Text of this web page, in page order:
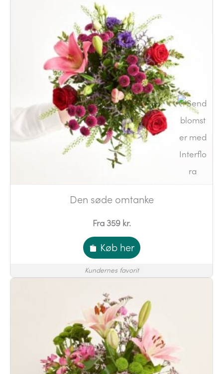
Den søde omtanke
Fra 359 kr.
Køb her
Kundernes favorit